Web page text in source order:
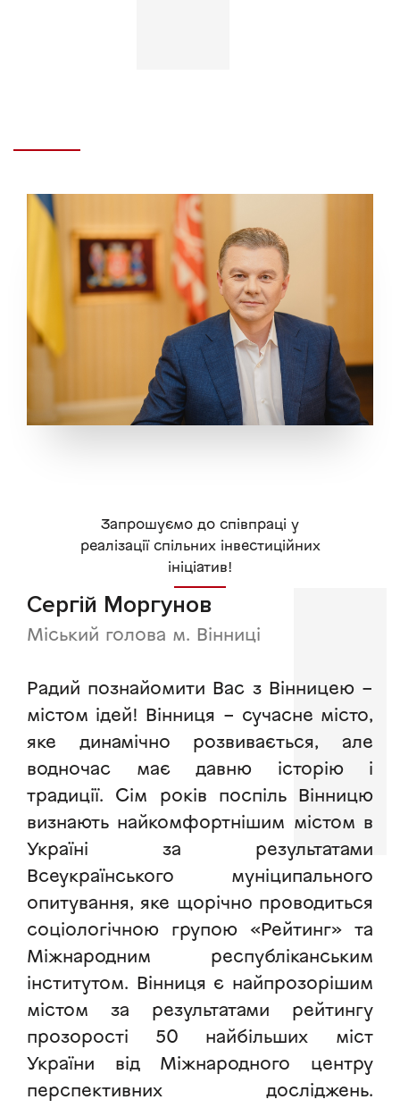
Запрошуємо до співпраці у
реалізації спільних інвестиційних
ініціатив!
Сергій Моргунов
Міський голова м. Вінниці
Радий познайомити Вас з Вінницею –
містом ідей! Вінниця – сучасне місто,
яке динамічно розвивається, але
водночас має давню історію і
традиції. Сім років поспіль Вінницю
визнають найкомфортнішим містом в
Україні за результатами
Всеукраїнського муніципального
опитування, яке щорічно проводиться
соціологічною групою «Рейтинг» та
Міжнародним республіканським
інститутом. Вінниця є найпрозорішим
містом за результатами рейтингу
прозорості 50 найбільших міст
України від Міжнародного центру
перспективних досліджень.